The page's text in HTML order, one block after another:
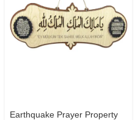
Earthquake Prayer Property